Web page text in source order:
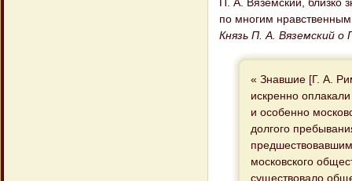
по многим нравственным
Князь П. А. Вяземский о
« Знавшие [Г. А.
искренно
и особенно
долгого
московского
существовало